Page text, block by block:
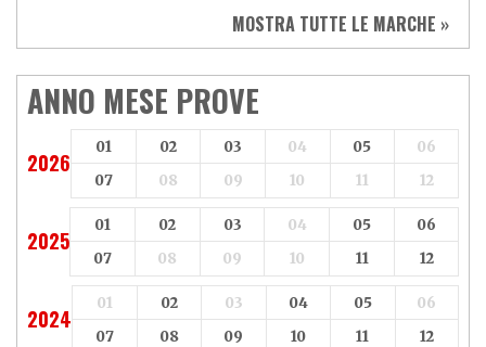
Triumph
Yamaha
Aeon
Aspes
Axy
Baotian
MOSTRA TUTTE LE MARCHE »
ANNO MESE PROVE
2026
01 02 03 04 05
06
07
08 09 10 11 12
2025
01 02 03 04 05
06
07
08 09 10 11 12
2024
01 02 03 04 05
06
07
08 09 10 11 12